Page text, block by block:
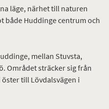
läge, närhet till naturen
både Huddinge centrum och
mellan Stuvsta,
Området sträcker sig från
till Lövdalsvägen i